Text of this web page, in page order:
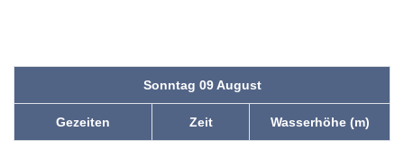
Sonntag 09 August
Gezeiten Zeit Wasserhöhe (m)